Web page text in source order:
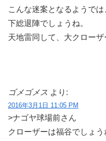
こんな迷案となるようで
下総退陣でしょうね。
天地雷同して、大クローザ
ゴメゴメス より:
2016年3月1日 11:05 PM
>ナゴヤ球場前さん
クローザーは福谷でしょう